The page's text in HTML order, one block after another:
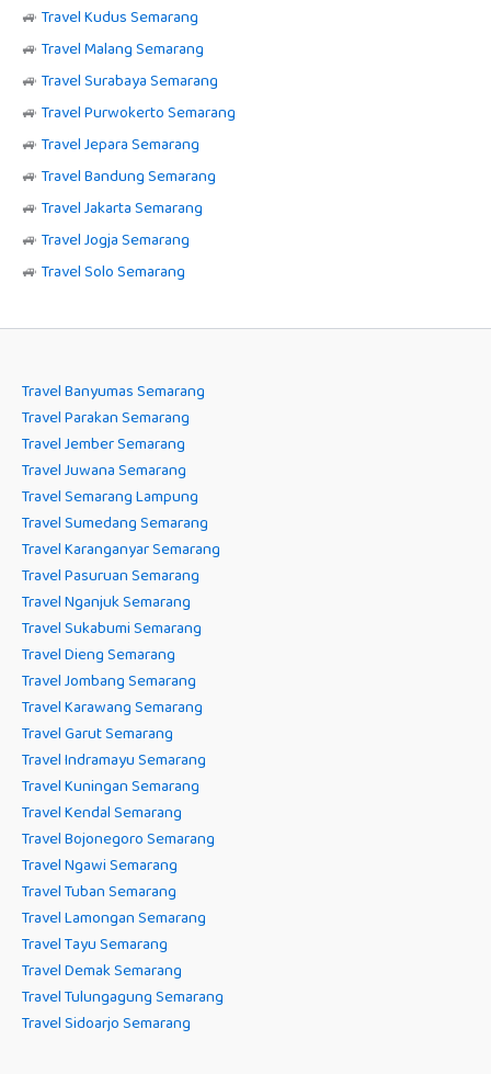
🚙 Travel Kudus Semarang
🚙 Travel Malang Semarang
🚙 Travel Surabaya Semarang
🚙 Travel Purwokerto Semarang
🚙 Travel Jepara Semarang
🚙 Travel Bandung Semarang
🚙 Travel Jakarta Semarang
🚙 Travel Jogja Semarang
🚙 Travel Solo Semarang
Travel Banyumas Semarang
Travel Parakan Semarang
Travel Jember Semarang
Travel Juwana Semarang
Travel Semarang Lampung
Travel Sumedang Semarang
Travel Karanganyar Semarang
Travel Pasuruan Semarang
Travel Nganjuk Semarang
Travel Sukabumi Semarang
Travel Dieng Semarang
Travel Jombang Semarang
Travel Karawang Semarang
Travel Garut Semarang
Travel Indramayu Semarang
Travel Kuningan Semarang
Travel Kendal Semarang
Travel Bojonegoro Semarang
Travel Ngawi Semarang
Travel Tuban Semarang
Travel Lamongan Semarang
Travel Tayu Semarang
Travel Demak Semarang
Travel Tulungagung Semarang
Travel Sidoarjo Semarang